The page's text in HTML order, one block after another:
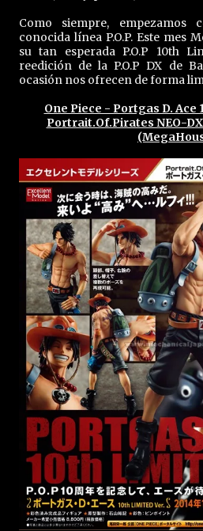
Como siempre,
conocida línea P.O.P. Este mes
su tan esperada P.O.P 10th
reedición de la P.O.P DX de
ocasión nos ofrecen de forma
One Piece - Portgas D. Ace
Portrait.Of.Pirates NEO-